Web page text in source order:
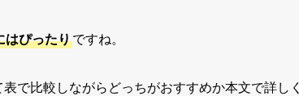
はぴったりですね。
で比較しながらどっちがおすすめか本文で詳しく